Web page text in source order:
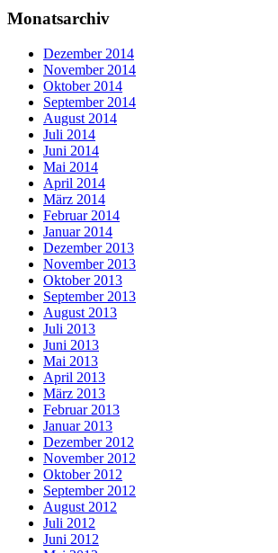
Monatsarchiv
Dezember 2014
November 2014
Oktober 2014
September 2014
August 2014
Juli 2014
Juni 2014
Mai 2014
April 2014
März 2014
Februar 2014
Januar 2014
Dezember 2013
November 2013
Oktober 2013
September 2013
August 2013
Juli 2013
Juni 2013
Mai 2013
April 2013
März 2013
Februar 2013
Januar 2013
Dezember 2012
November 2012
Oktober 2012
September 2012
August 2012
Juli 2012
Juni 2012